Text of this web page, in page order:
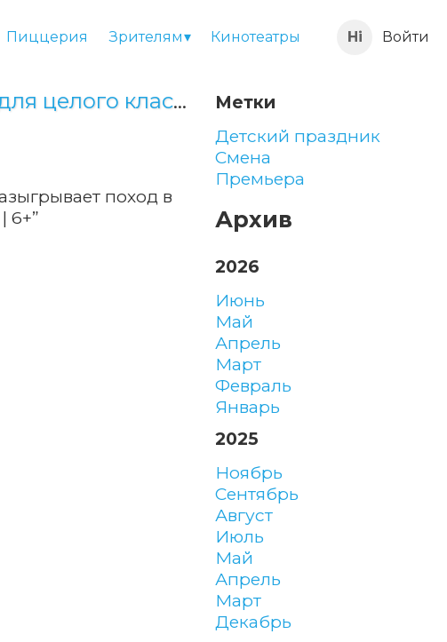
Пиццерия Зрителям Кинотеатры Войти
Разыгрываем коллективный поход в кино для целого класса
поход в
6+”
Метки
Детский праздник
Смена
Премьера
Архив
2026
июнь
май
апрель
март
февраль
январь
2025
ноябрь
сентябрь
август
июль
май
апрель
март
декабрь